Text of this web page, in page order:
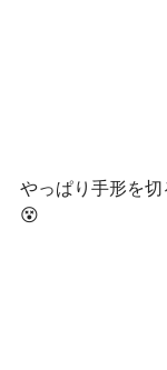
やっぱり手形を
😵